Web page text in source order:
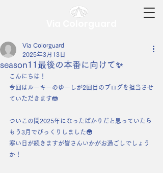
season11最後の本番に向けて✨
Via Colorguard
2025年3月13日
こんにちは！
今回はルーキーのゆーしが2回目のブログを担当させ
ていただきます🤲
ついこの間2025年になったばかりだと思っていたら
もう3月でびっくりしました😳
寒い日が続きますが皆さんいかがお過ごしでしょう
か！